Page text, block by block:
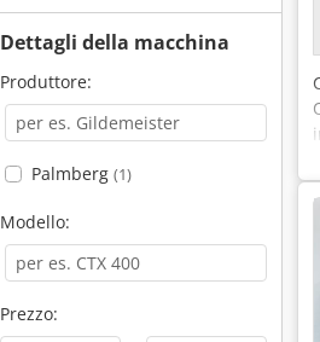
Dettagli della macchina
Produttore:
Palmberg (1)
Modello:
Prezzo: